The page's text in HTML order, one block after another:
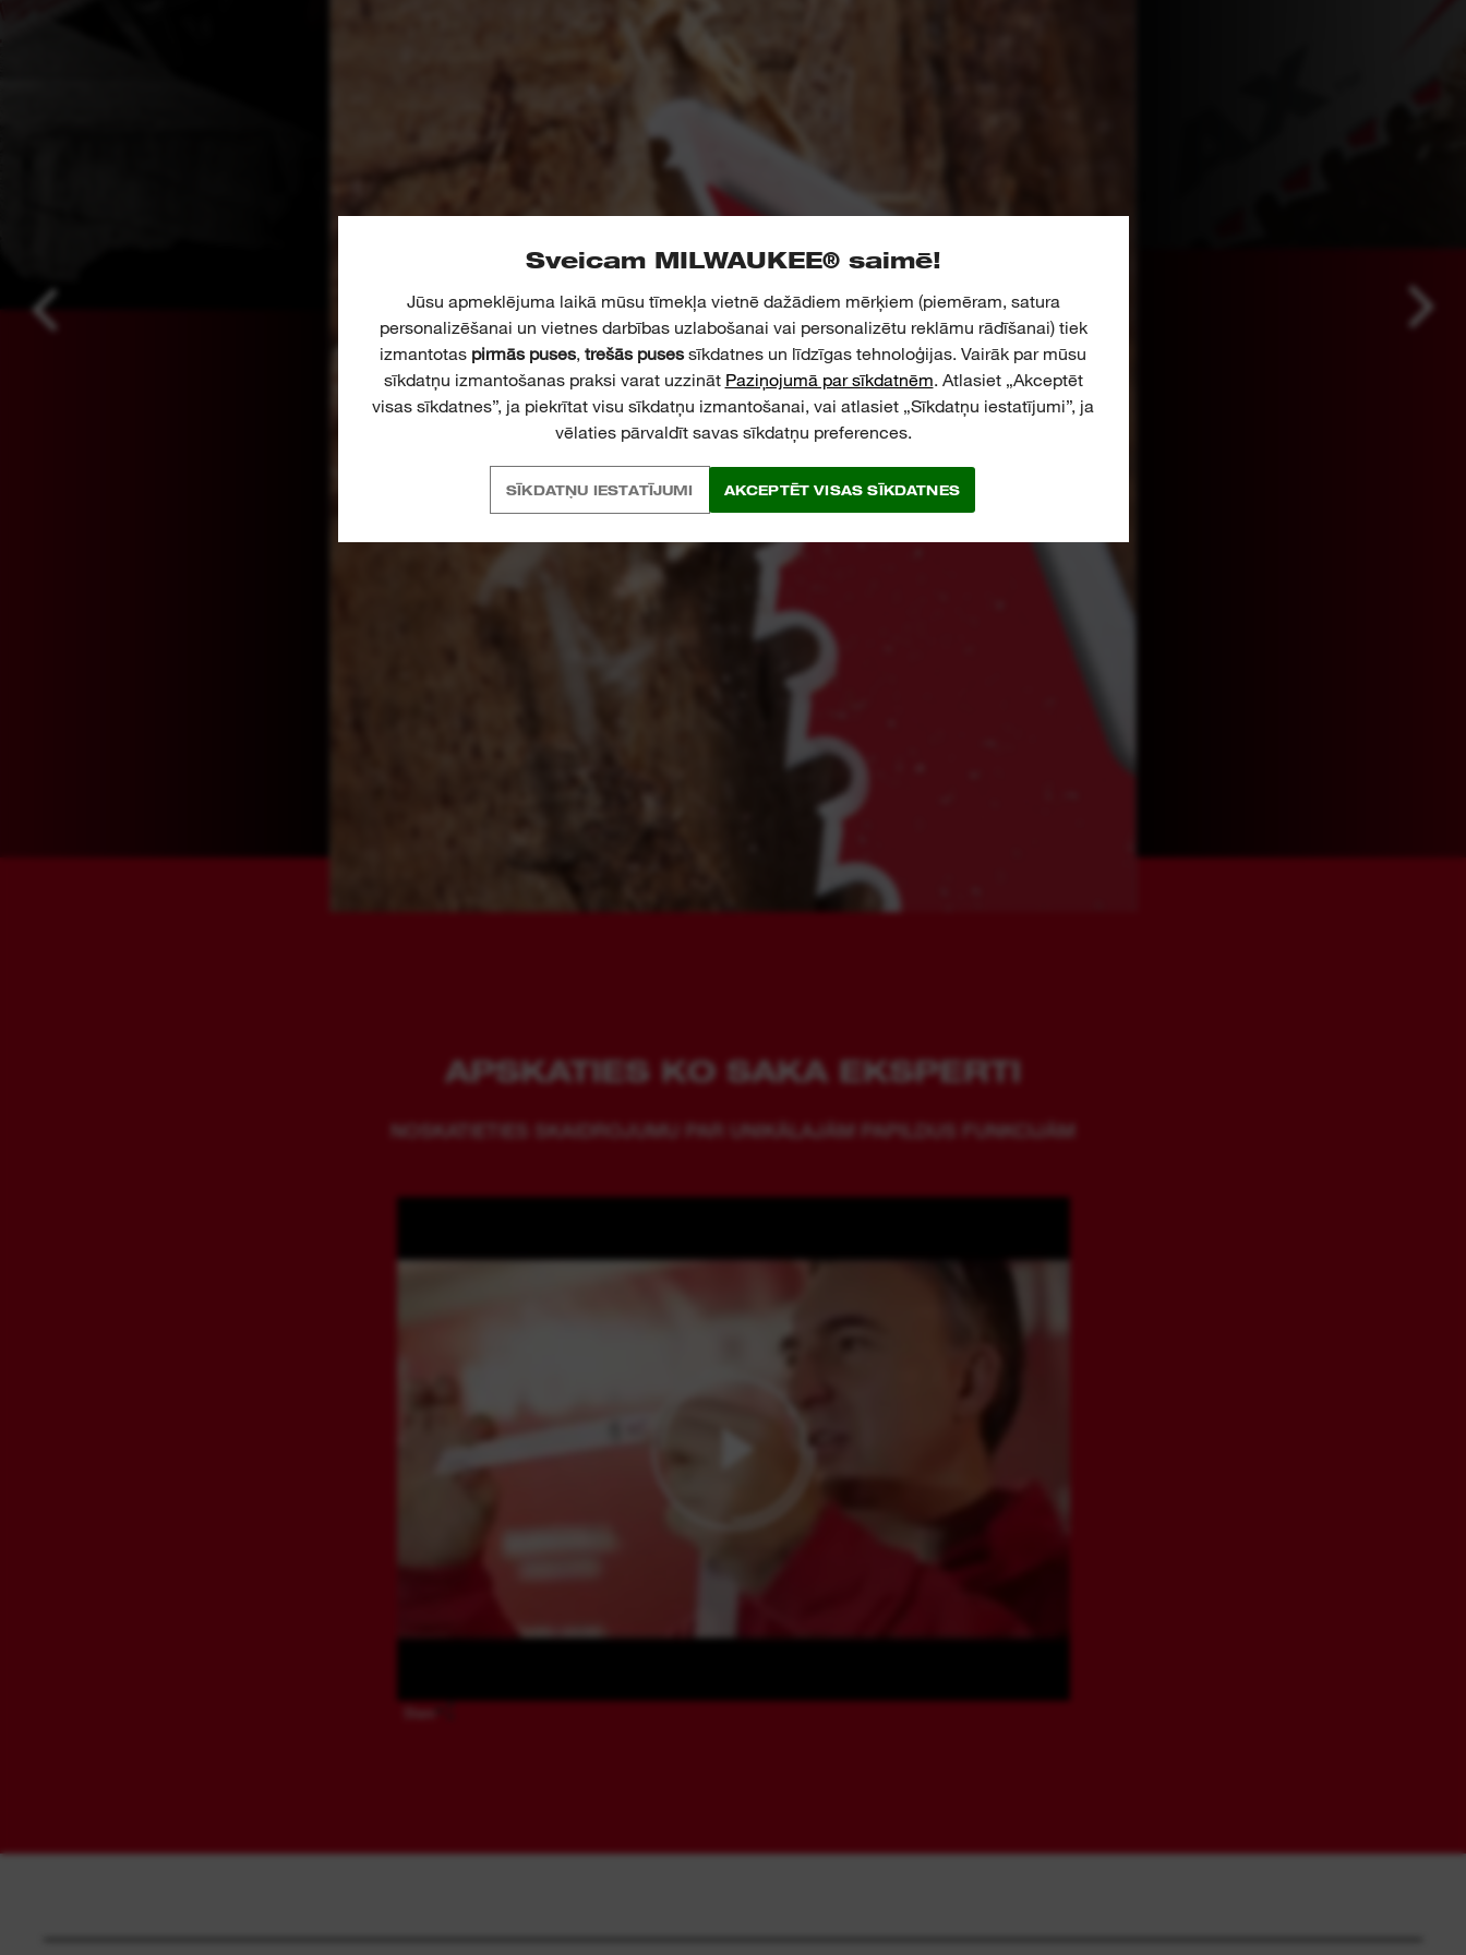
Sveicam MILWAUKEE® saimē!
Jūsu apmeklējuma laikā mūsu tīmekļa vietnē dažādiem mērķiem (piemēram, satura
personalizēšanai un vietnes darbības uzlabošanai vai personalizētu reklāmu rādīšanai) tiek
izmantotas pirmās puses, trešās pusessīkdatnes un līdzīgas tehnoloģijas. Vairāk par mūsu
sīkdatņu izmantošanas praksi varat uzzināt Paziņojumā par sīkdatnēm. Atlasiet „Akceptēt
visas sīkdatnes”, ja piekrītat visu sīkdatņu izmantošanai, vai atlasiet „Sīkdatņu iestatījumi”, ja
vēlaties pārvaldīt savas sīkdatņu preferences.
SĪKDATŅU IESTATĪJUMI AKCEPTĒT VISAS SĪKDATNES
APSKATIES KO SAKA EKSPERTI
NOSKATIETIES SKAIDROJUMU PAR UNIKĀLAJĀM PAPILDUS FUNKCIJĀM